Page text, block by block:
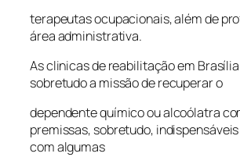
terapeutas ocupacionais, além de
área administrativa.
As clinicas de reabilitação em
sobretudo a missão de recuperar o
dependente químico ou alcoólatra
premissas, sobretudo,
com algumas